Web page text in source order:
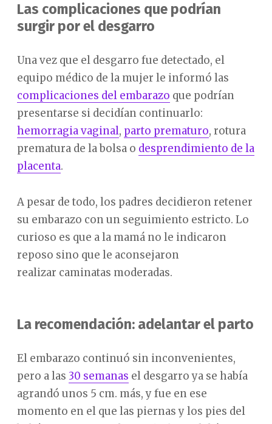
Las complicaciones que podrían
surgir por el desgarro
Una vez que el desgarro fue detectado, el
equipo médico de la mujer le informó las
complicaciones del embarazo que podrían
presentarse si decidían continuarlo:
hemorragia vaginal, parto prematuro, rotura
prematura de la bolsa o desprendimiento de la
placenta.
A pesar de todo, los padres decidieron retener
su embarazo con un seguimiento estricto. Lo
curioso es que a la mamá no le indicaron
reposo sino que le aconsejaron
realizar caminatas moderadas.
La recomendación: adelantar el parto
El embarazo continuó sin inconvenientes,
pero a las 30 semanas el desgarro ya se había
agrandó unos 5 cm. más, y fue en ese
momento en el que las piernas y los pies del